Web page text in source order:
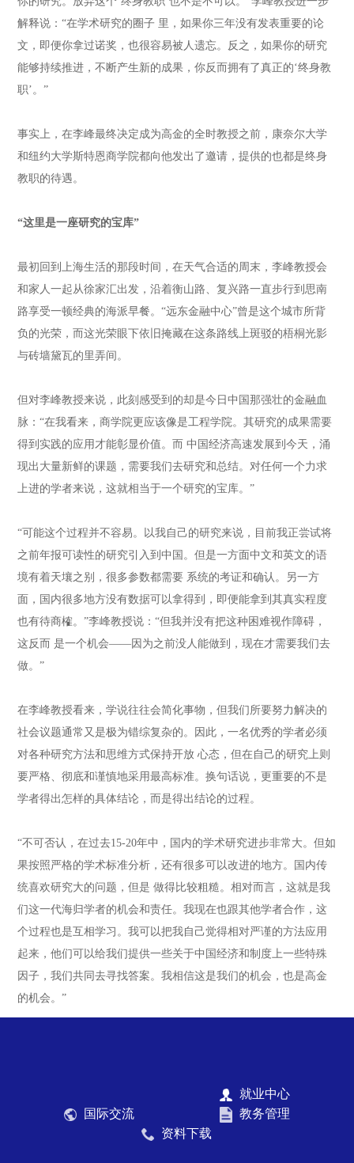
解释说：“在学术研究的圈子 里，如果你三年没有发表重要的论
文，即便你拿过诺奖，也很容易被人遗忘。反之，如果你的研究
能够持续推进，不断产生新的成果，你反而拥有了真正的‘终身教
职’。”
事实上，在李峰最终决定成为高金的全时教授之前，康奈尔大学
和纽约大学斯特恩商学院都向他发出了邀请，提供的也都是终身
教职的待遇。
“这里是一座研究的宝库”
最初回到上海生活的那段时间，在天气合适的周末，李峰教授会
和家人一起从徐家汇出发，沿着衡山路、复兴路一直步行到思南
路享受一顿经典的海派早餐。“远东金融中心”曾是这个城市所背
负的光荣，而这光荣眼下依旧掩藏在这条路线上斑驳的梧桐光影
与砖墙黛瓦的里弄间。
但对李峰教授来说，此刻感受到的却是今日中国那强壮的金融血
脉：“在我看来，商学院更应该像是工程学院。其研究的成果需要
得到实践的应用才能彰显价值。而 中国经济高速发展到今天，涌
现出大量新鲜的课题，需要我们去研究和总结。对任何一个力求
上进的学者来说，这就相当于一个研究的宝库。”
“可能这个过程并不容易。以我自己的研究来说，目前我正尝试将
之前年报可读性的研究引入到中国。但是一方面中文和英文的语
境有着天壤之别，很多参数都需要 系统的考证和确认。另一方
面，国内很多地方没有数据可以拿得到，即便能拿到其真实程度
也有待商榷。”李峰教授说：“但我并没有把这种困难视作障碍，
这反而 是一个机会——因为之前没人能做到，现在才需要我们去
做。”
在李峰教授看来，学说往往会简化事物，但我们所要努力解决的
社会议题通常又是极为错综复杂的。因此，一名优秀的学者必须
对各种研究方法和思维方式保持开放 心态，但在自己的研究上则
要严格、彻底和谨慎地采用最高标准。换句话说，更重要的不是
学者得出怎样的具体结论，而是得出结论的过程。
“不可否认，在过去15-20年中，国内的学术研究进步非常大。但如
果按照严格的学术标准分析，还有很多可以改进的地方。国内传
统喜欢研究大的问题，但是 做得比较粗糙。相对而言，这就是我
们这一代海归学者的机会和责任。我现在也跟其他学者合作，这
个过程也是互相学习。我可以把我自己觉得相对严谨的方法应用
起来，他们可以给我们提供一些关于中国经济和制度上一些特殊
因子，我们共同去寻找答案。我相信这是我们的机会，也是高金
的机会。”
就业中心
国际交流
教务管理
资料下载